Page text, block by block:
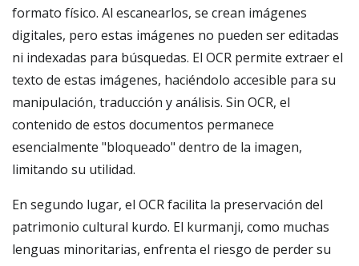
formato físico. Al escanearlos, se crean imágenes
digitales, pero estas imágenes no pueden ser editadas
ni indexadas para búsquedas. El OCR permite extraer el
texto de estas imágenes, haciéndolo accesible para su
manipulación, traducción y análisis. Sin OCR, el
contenido de estos documentos permanece
esencialmente "bloqueado" dentro de la imagen,
limitando su utilidad.
En segundo lugar, el OCR facilita la preservación del
patrimonio cultural kurdo. El kurmanji, como muchas
lenguas minoritarias, enfrenta el riesgo de perder su